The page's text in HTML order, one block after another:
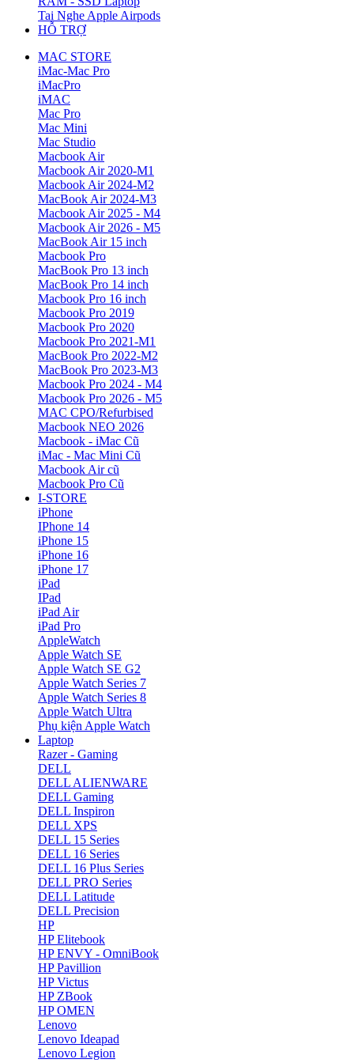
Tai Nghe Apple Airpods
HỖ TRỢ
MAC STORE
iMac-Mac Pro
iMacPro
iMAC
Mac Pro
Mac Mini
Mac Studio
Macbook Air
Macbook Air 2020-M1
Macbook Air 2024-M2
MacBook Air 2024-M3
Macbook Air 2025 - M4
Macbook Air 2026 - M5
MacBook Air 15 inch
Macbook Pro
MacBook Pro 13 inch
MacBook Pro 14 inch
Macbook Pro 16 inch
Macbook Pro 2019
Macbook Pro 2020
Macbook Pro 2021-M1
MacBook Pro 2022-M2
MacBook Pro 2023-M3
Macbook Pro 2024 - M4
Macbook Pro 2026 - M5
MAC CPO/Refurbised
Macbook NEO 2026
Macbook - iMac Cũ
iMac - Mac Mini Cũ
Macbook Air cũ
Macbook Pro Cũ
I-STORE
iPhone
IPhone 14
iPhone 15
iPhone 16
iPhone 17
iPad
IPad
iPad Air
iPad Pro
AppleWatch
Apple Watch SE
Apple Watch SE G2
Apple Watch Series 7
Apple Watch Series 8
Apple Watch Ultra
Phụ kiện Apple Watch
Laptop
Razer - Gaming
DELL
DELL ALIENWARE
DELL Gaming
DELL Inspiron
DELL XPS
DELL 15 Series
DELL 16 Series
DELL 16 Plus Series
DELL PRO Series
DELL Latitude
DELL Precision
HP
HP Elitebook
HP ENVY - OmniBook
HP Pavillion
HP Victus
HP ZBook
HP OMEN
Lenovo
Lenovo Ideapad
Lenovo Legion